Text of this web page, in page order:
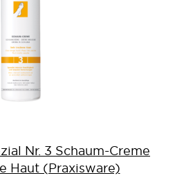
Nr. 3 Schaum-Creme
Haut (Praxisware)